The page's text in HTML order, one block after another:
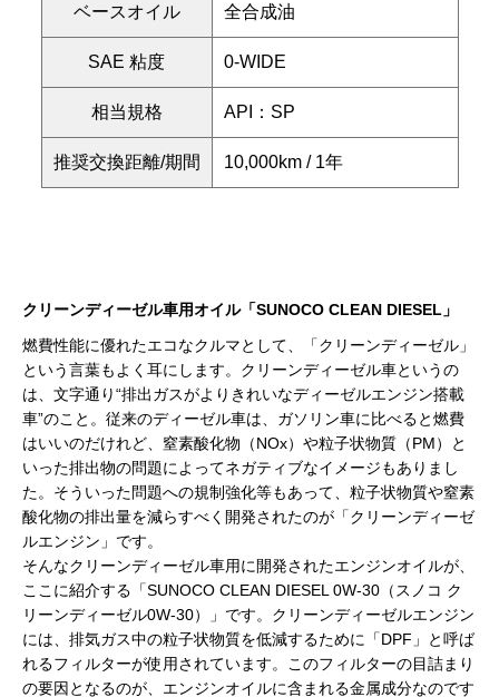
ベースオイル 全合成油
SAE 粘度 0-WIDE
相当規格 API：SP
推奨交換距離/期間 10,000km / 1年
クリーンディーゼル車用オイル「SUNOCO CLEAN DIESEL」
燃費性能に優れたエコなクルマとして、「クリーンディーゼル」
という言葉もよく耳にします。クリーンディーゼル車というの
は、文字通り“排出ガスがよりきれいなディーゼルエンジン搭載
車”のこと。従来のディーゼル車は、ガソリン車に比べると燃費
はいいのだけれど、窒素酸化物（NOx）や粒子状物質（PM）と
いった排出物の問題によってネガティブなイメージもありまし
た。そういった問題への規制強化等もあって、粒子状物質や窒素
酸化物の排出量を減らすべく開発されたのが「クリーンディーゼ
ルエンジン」です。
そんなクリーンディーゼル車用に開発されたエンジンオイルが、
ここに紹介する「SUNOCO CLEAN DIESEL 0W-30（スノコ ク
リーンディーゼル0W-30）」です。クリーンディーゼルエンジン
には、排気ガス中の粒子状物質を低減するために「DPF」と呼ば
れるフィルターが使用されています。このフィルターの目詰まり
の要因となるのが、エンジンオイルに含まれる金属成分なのです